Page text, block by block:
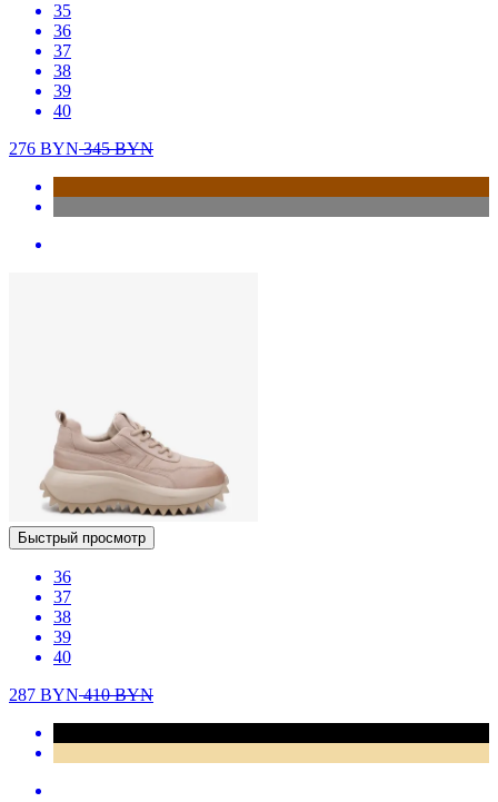
35
36
37
38
39
40
276 BYN345BYN
Быстрый просмотр
36
37
38
39
40
287 BYN410BYN